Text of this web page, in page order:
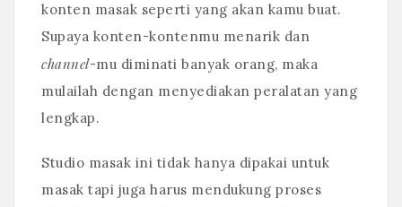
konten masak seperti yang akan kamu buat.
Supaya konten-kontenmu menarik dan
channel-mu diminati banyak orang, maka
mulailah dengan menyediakan peralatan yang
lengkap.
Studio masak ini tidak hanya dipakai untuk
masak tapi juga harus mendukung proses